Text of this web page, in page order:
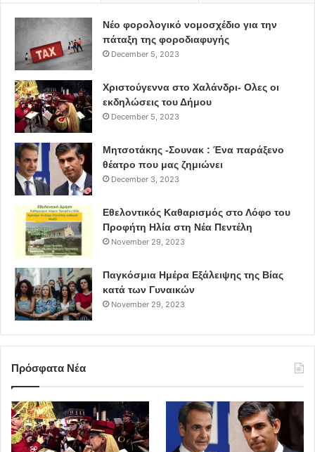
Νέο φορολογικό νομοσχέδιο για την
πάταξη της φοροδιαφυγής
December 5, 2023
Χριστούγεννα στο Χαλάνδρι- Ολες οι
εκδηλώσεις του Δήμου
December 5, 2023
Μητσοτάκης -Σουνακ : Ένα παράξενο
θέατρο που μας ζημιώνει
December 3, 2023
Εθελοντικός Καθαρισμός στο Λόφο του
Προφήτη Ηλία στη Νέα Πεντέλη
November 29, 2023
Παγκόσμια Ημέρα Εξάλειψης της Βίας
κατά των Γυναικών
November 29, 2023
Πρόσφατα Νέα